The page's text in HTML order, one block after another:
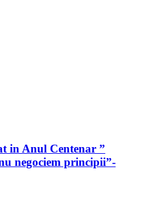
in Anul Centenar ”
negociem principii”-